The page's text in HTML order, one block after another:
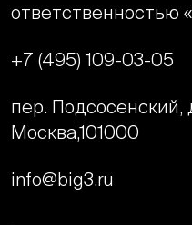
ответственностью
+7 (495) 109-03-05
пер. Подсосенский,
Москва,101000
info@big3.ru